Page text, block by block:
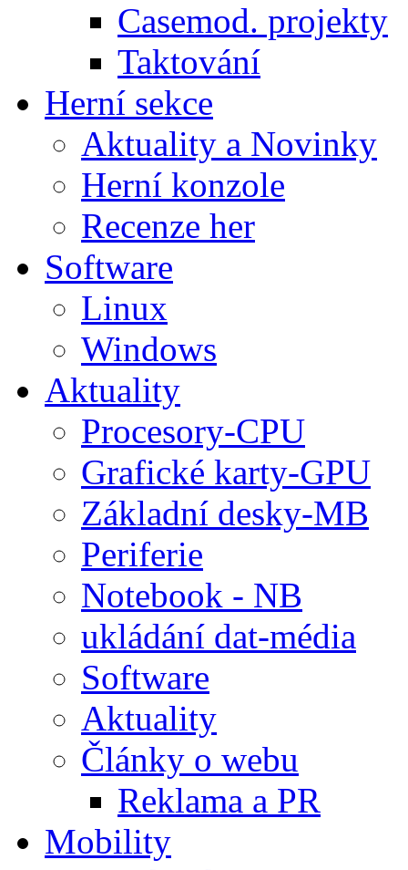
Casemod. projekty
Taktování
Herní sekce
Aktuality a Novinky
Herní konzole
Recenze her
Software
Linux
Windows
Aktuality
Procesory-CPU
Grafické karty-GPU
Základní desky-MB
Periferie
Notebook - NB
ukládání dat-média
Software
Aktuality
Články o webu
Reklama a PR
Mobility